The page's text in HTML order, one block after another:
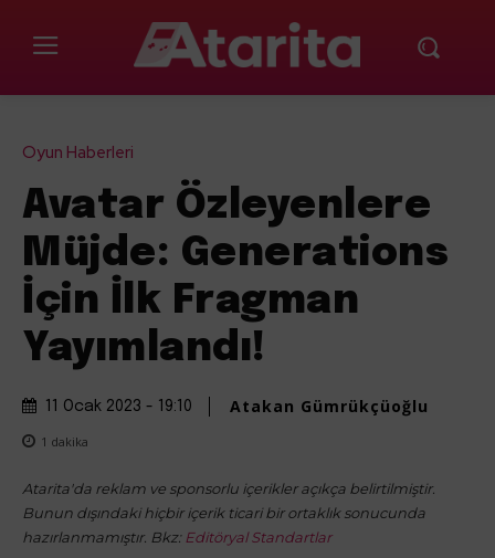
Oyun Haberleri
Avatar Özleyenlere
Müjde: Generations
İçin İlk Fragman
Yayımlandı!
11 Ocak 2023 - 19:10 Atakan Gümrükçüoğlu
1 dakika
Atarita'da reklam ve sponsorlu içerikler açıkça belirtilmiştir.
Bunun dışındaki hiçbir içerik ticari bir ortaklık sonucunda
hazırlanmamıştır. Bkz: Editöryal Standartlar